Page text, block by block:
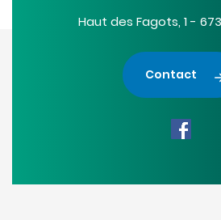
Haut des Fagots, 1 -
Contact